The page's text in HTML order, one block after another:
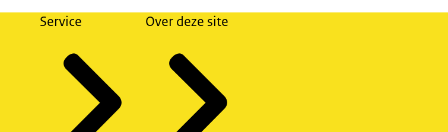
Service Over deze site